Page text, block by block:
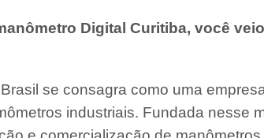
Digital Curitiba, você
se consagra como uma
industriais. Fundada nesse